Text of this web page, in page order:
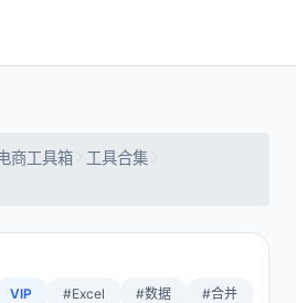
商工具箱
工具合集
VIP #Excel #数据
#合并